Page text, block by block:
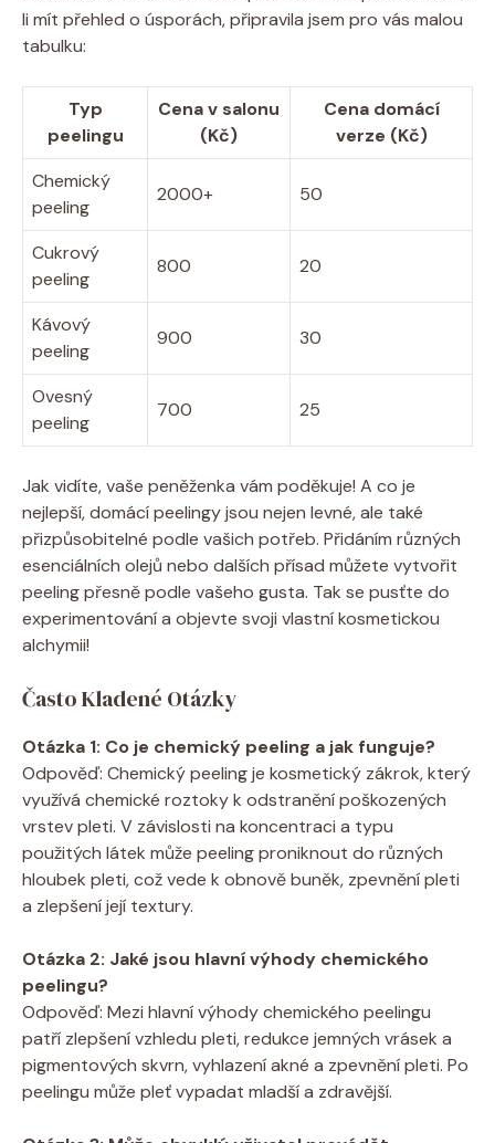
li mít přehled o úsporách, připravila jsem pro vás malou
tabulku:
Typ
peelingu
Cena v salonu
(Kč)
Cena domácí
verze (Kč)
Chemický
peeling
2000+ 50
Cukrový
peeling
800 20
Kávový
peeling
900 30
Ovesný
peeling
700 25
Jak vidíte, vaše peněženka vám poděkuje! A co je
nejlepší, domácí peelingy jsou nejen levné, ale také
přizpůsobitelné podle vašich potřeb. Přidáním různých
esenciálních olejů nebo dalších přísad můžete vytvořit
peeling přesně podle vašeho gusta. Tak se pusťte do
experimentování a objevte svoji vlastní kosmetickou
alchymii!
Často Kladené Otázky
Otázka 1: Co je chemický peeling a jak funguje?
Odpověď: Chemický peeling je kosmetický zákrok, který
využívá chemické roztoky k odstranění poškozených
vrstev pleti. V závislosti na koncentraci a typu
použitých látek může peeling proniknout do různých
hloubek pleti, což vede k obnově buněk, zpevnění pleti
a zlepšení její textury.
Otázka 2: Jaké jsou hlavní výhody chemického
peelingu?
Odpověď: Mezi hlavní výhody chemického peelingu
patří zlepšení vzhledu pleti, redukce jemných vrásek a
pigmentových skvrn, vyhlazení akné a zpevnění pleti. Po
peelingu může pleť vypadat mladší a zdravější.